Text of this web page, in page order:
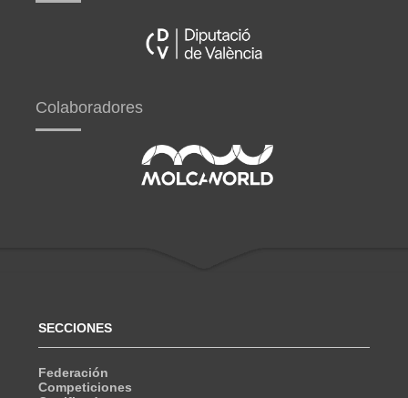
Colaboradores
SECCIONES
Federación
Competiciones